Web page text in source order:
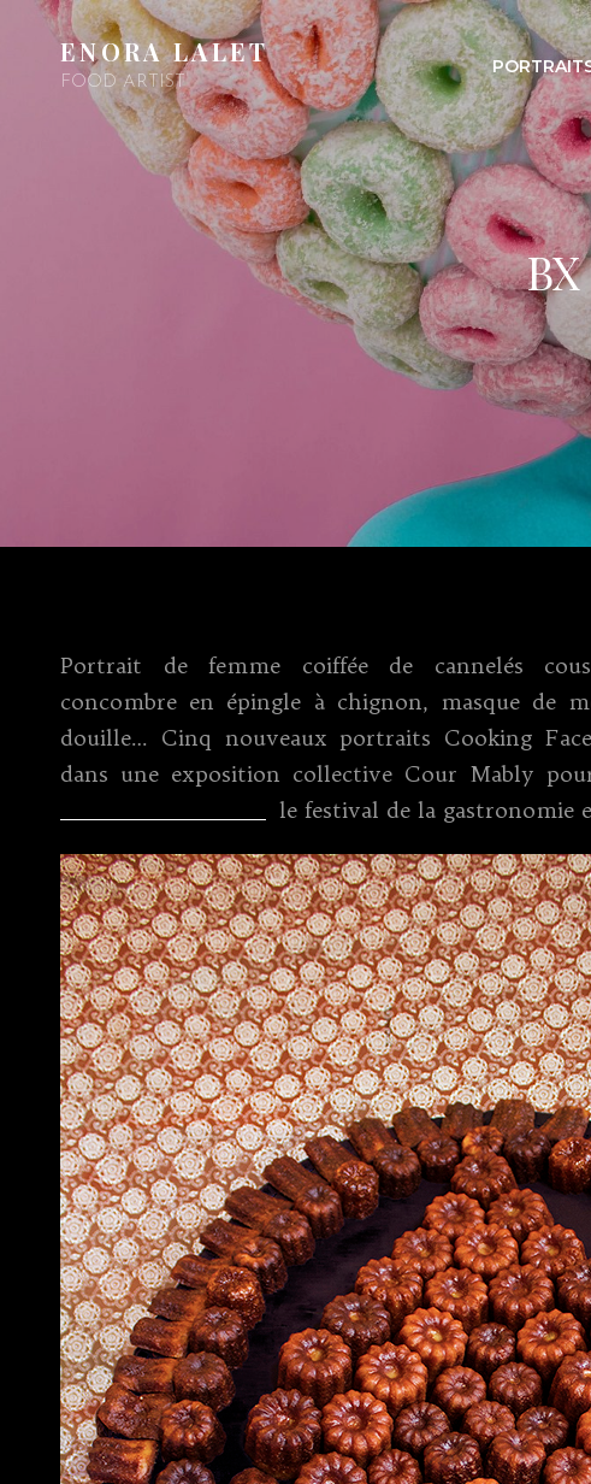
ENORA LALET
FOOD ARTIST
Portrait de femme coiffée de cannelés
concombre en épingle à chignon, masque de
douille… Cinq nouveaux portraits Cooking
dans une exposition collective Cour Mably
le festival de la gastronomie